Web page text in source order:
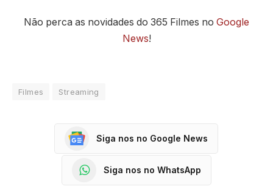
Não perca as novidades do 365 Filmes no Google
News!
Filmes Streaming
Siga nos no Google News
Siga nos no WhatsApp